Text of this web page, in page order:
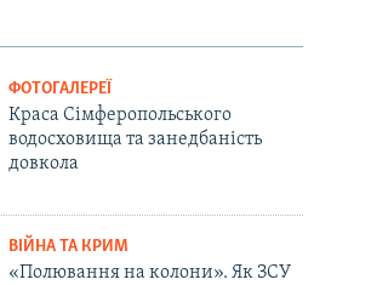
ФОТОГАЛЕРЕЇ
Краса Сімферопольського
водосховища та занедбаність
довкола
ВІЙНА ТА КРИМ
«Полювання на колони». Як ЗСУ